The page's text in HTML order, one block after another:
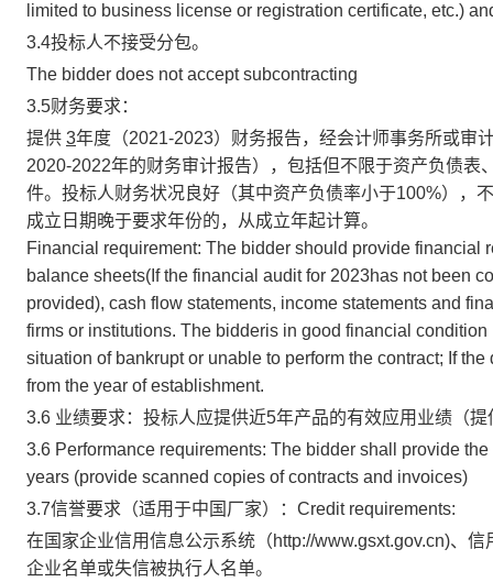
limited to business license or registration certificate, etc.)
3.4投标人不接受分包。
The bidder does not accept subcontracting
3.5财务要求：
提供 3年度（2021-2023）财务报告，经会计师事务所或审
2020-2022年的财务审计报告），包括但不限于资产负债
件。投标人财务状况良好（其中资产负债率小于100%），
成立日期晚于要求年份的，从成立年起计算。
Financial requirement: The bidder should provide financial
balance sheets(If the financial audit for 2023has not been
provided), cash flow statements, income statements and
firms or institutions. The bidderis in good financial
situation of bankrupt or unable to perform the contract; If
from the year of establishment.
3.6 业绩要求：投标人应提供近5年产品的有效应用业绩（
3.6 Performance requirements: The bidder shall provide
years (provide scanned copies of contracts and invoices)
3.7信誉要求（适用于中国厂家）：Credit requirements:
在国家企业信用信息公示系统（http://www.gsxt.gov.cn)、
企业名单或失信被执行人名单。